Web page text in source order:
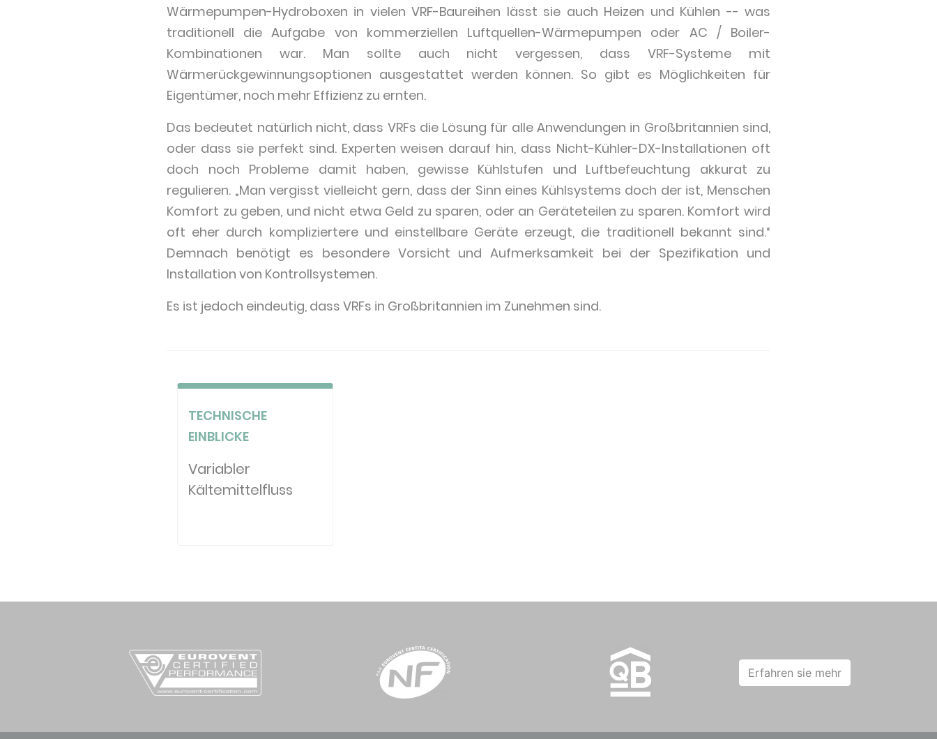
Wärmepumpen-Hydroboxen in vielen VRF-Baureihen lässt sie auch Heizen und Kühlen -- was
traditionell die Aufgabe von kommerziellen Luftquellen-Wärmepumpen oder AC / Boiler-
Kombinationen war. Man sollte auch nicht vergessen, dass VRF-Systeme mit
Wärmerückgewinnungsoptionen ausgestattet werden können. So gibt es Möglichkeiten für
Eigentümer, noch mehr Effizienz zu ernten.
Das bedeutet natürlich nicht, dass VRFs die Lösung für alle Anwendungen in Großbritannien sind,
oder dass sie perfekt sind. Experten weisen darauf hin, dass Nicht-Kühler-DX-Installationen oft
doch noch Probleme damit haben, gewisse Kühlstufen und Luftbefeuchtung akkurat zu
regulieren. „Man vergisst vielleicht gern, dass der Sinn eines Kühlsystems doch der ist, Menschen
Komfort zu geben, und nicht etwa Geld zu sparen, oder an Geräteteilen zu sparen. Komfort wird
oft eher durch kompliziertere und einstellbare Geräte erzeugt, die traditionell bekannt sind.“
Demnach benötigt es besondere Vorsicht und Aufmerksamkeit bei der Spezifikation und
Installation von Kontrollsystemen.
Es ist jedoch eindeutig, dass VRFs in Großbritannien im Zunehmen sind.
TECHNISCHE
EINBLICKE
Variabler
Kältemittelfluss
Erfahren sie mehr